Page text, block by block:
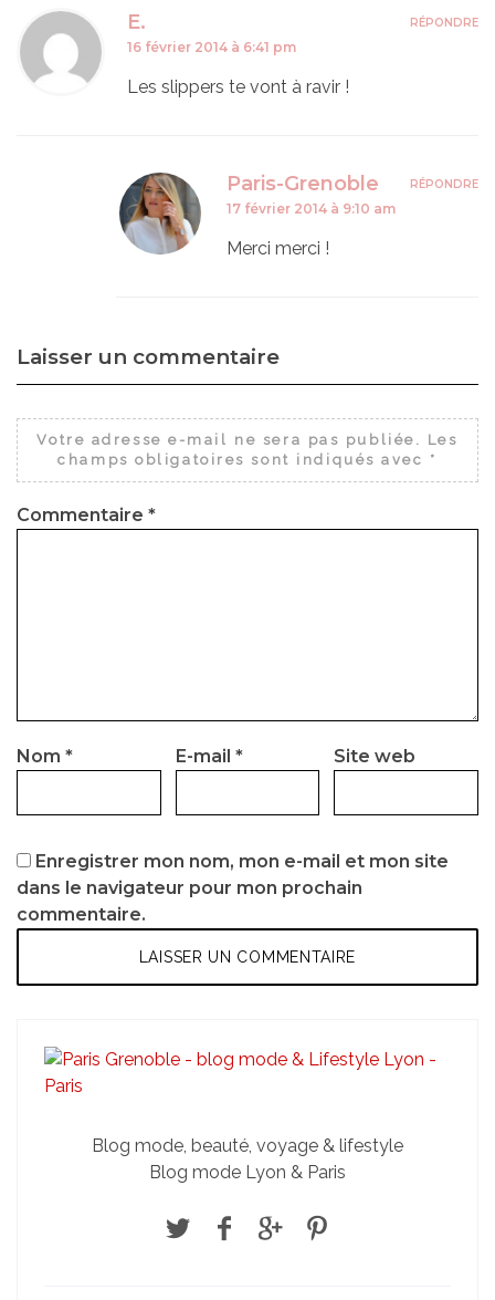
E.
16 février 2014 à 6:41 pm
Les slippers te vont à ravir !
RÉPONDRE
Paris-Grenoble
17 février 2014 à 9:10 am
Merci merci !
RÉPONDRE
Laisser un commentaire
Votre adresse e-mail ne sera pas publiée.
Les
champs obligatoires sont indiqués avec *
Commentaire *
Nom * E-mail * Site web
Enregistrer mon nom, mon e-mail et mon site
dans le navigateur pour mon prochain
commentaire.
Blog mode, beauté, voyage & lifestyle
Blog mode Lyon & Paris